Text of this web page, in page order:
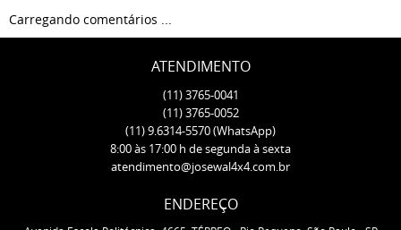
Carregando comentários ...
ATENDIMENTO
(11)3765-0041
(11)3765-0052
(11)9.6314-5570(WhatsApp)
8:00 às 17:00 h de segunda à sexta
atendimento@josewal4x4.com.br
ENDEREÇO